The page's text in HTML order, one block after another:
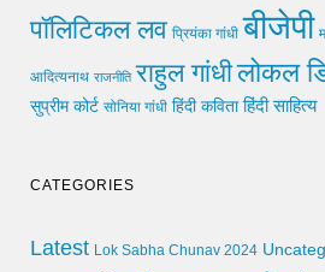
पॉलिटिकल लव प्रियंका गांधी बीजेपी
आदित्यनाथ राजनीति राहुल गांधीलोकल
सुप्रीम कोर्ट सोनिया गांधी हिंदी कविता हिंदी साहित्य
CATEGORIES
Latest Lok Sabha Chunav 2024